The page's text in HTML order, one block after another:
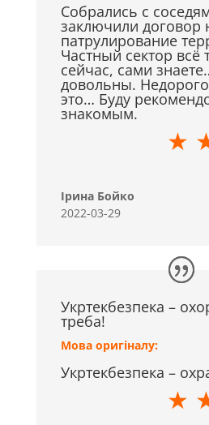
Собрались с
заключили договор
патрулирование
Частный сектор всё
сейчас, сами
довольны.
это… Буду
знакомым.
★
Ірина Бойко
2022-03-29
Укртекбезпека –
треба!
Мова оригіналу:
Укртекбезпека –
★